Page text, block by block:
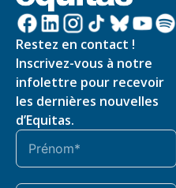
Restez en contact !
Inscrivez-vous à notre
infolettre pour recevoir
les dernières nouvelles
d’Equitas.